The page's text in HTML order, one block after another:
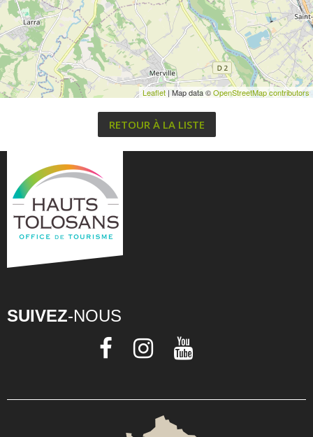
Leaflet | Map data ©OpenStreetMap contributors
RETOUR À LA LISTE
SUIVEZ-NOUS